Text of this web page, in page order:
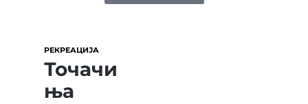
ДЕТСКА СОБА
Креветчиња
за бебиња до 12 месеци
РЕКРЕАЦИЈА
Точачи
ња
ОБЛЕКА
Облек
а